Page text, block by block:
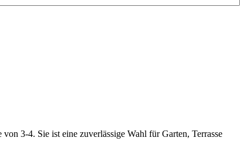
3-4. Sie ist eine zuverlässige Wahl für Garten, Terrasse